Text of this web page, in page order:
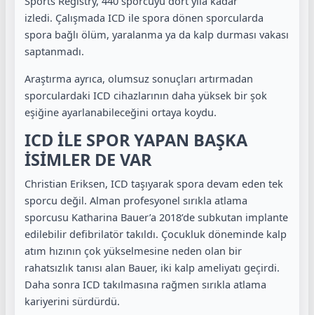
izledi. Çalışmada ICD ile spora dönen sporcularda
spora bağlı ölüm, yaralanma ya da kalp durması vakası
saptanmadı.
Araştırma ayrıca, olumsuz sonuçları artırmadan
sporculardaki ICD cihazlarının daha yüksek bir şok
eşiğine ayarlanabileceğini ortaya koydu.
ICD İLE SPOR YAPAN BAŞKA
İSİMLER DE VAR
Christian Eriksen, ICD taşıyarak spora devam eden tek
sporcu değil. Alman profesyonel sırıkla atlama
sporcusu Katharina Bauer’a 2018’de subkutan implante
edilebilir defibrilatör takıldı. Çocukluk döneminde kalp
atım hızının çok yükselmesine neden olan bir
rahatsızlık tanısı alan Bauer, iki kalp ameliyatı geçirdi.
Daha sonra ICD takılmasına rağmen sırıkla atlama
kariyerini sürdürdü.